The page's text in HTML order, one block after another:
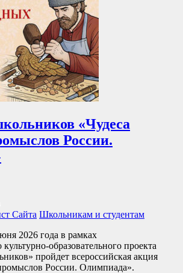
«Чудеса
России.
Сайта Школьникам и студентам
2026 года в рамках
образовательного проекта
пройдет всероссийская акция
России. Олимпиада».